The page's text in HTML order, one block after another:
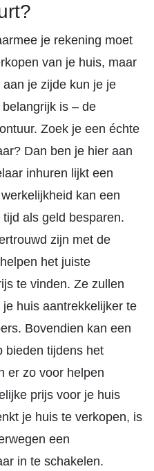
je rekening moet
van je huis, maar
je zijde kun je je
is – de
Zoek je een échte
Dan ben je hier aan
inhuren lijkt een
kan een
als geld besparen.
zijn met de
het juiste
te vinden. Ze zullen
huis aantrekkelijker te
Bovendien kan een
bieden tijdens het
er zo voor helpen
prijs voor je huis
je huis te verkopen, is
een
in te schakelen.